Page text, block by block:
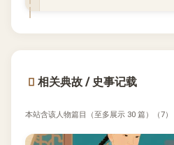
相关典故 / 史事记载
本站含该人物篇目（至多展示 30 篇）（7）